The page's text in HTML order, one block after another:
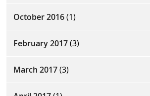
October 2016(1)
February 2017(3)
March 2017(3)